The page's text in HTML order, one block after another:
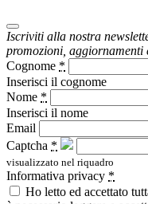
Iscriviti alla nostra
promozioni,
Cognome *
Inserisci il cognome
Nome *
Inserisci il nome
Email
Captcha *
visualizzato nel riquadro
Informativa privacy *
Ho letto ed accettato